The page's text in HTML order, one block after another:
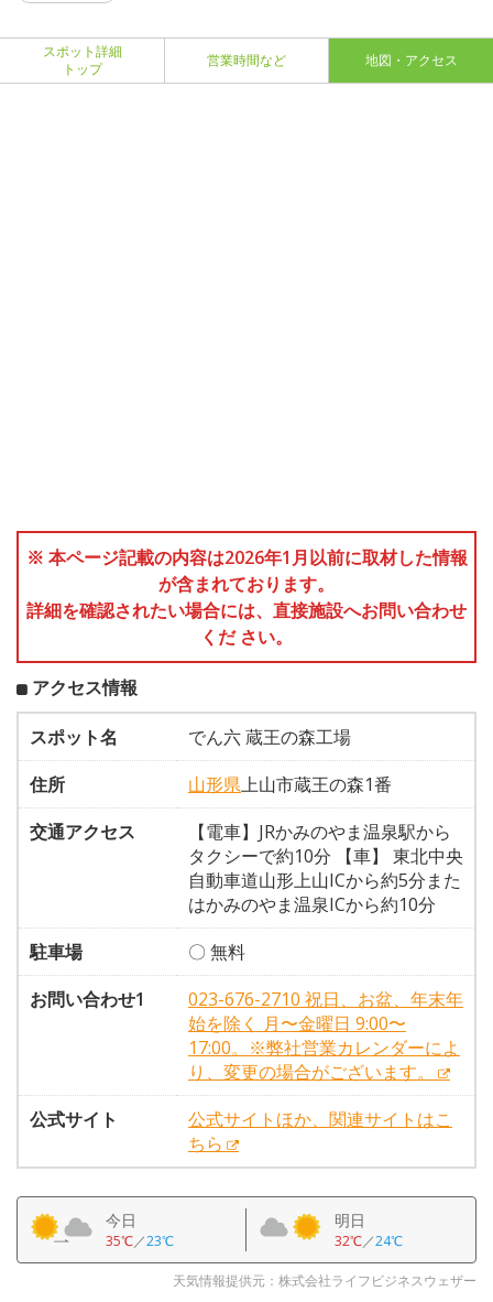
スポット詳細
トップ
営業時間など 地図・アクセス
※ 本ページ記載の内容は2026年1月以前に取材した情報
が含まれております。
詳細を確認されたい場合には、直接施設へお問い合わせ
くだ さい。
アクセス情報
スポット名
でん六 蔵王の森工場
住所
山形県上山市蔵王の森1番
交通アクセス
【電車】JRかみのやま温泉駅から
タクシーで約10分 【車】 東北中央
自動車道山形上山ICから約5分また
はかみのやま温泉ICから約10分
駐車場
〇 無料
お問い合わせ1
023-676-2710 祝日、お盆、年末年
始を除く 月〜金曜日 9:00〜
17:00。※弊社営業カレンダーによ
り、変更の場合がございます。
公式サイト
公式サイトほか、関連サイトはこ
ちら
今日
35℃／23℃
明日
32℃／24℃
天気情報提供元：株式会社ライフビジネスウェザー